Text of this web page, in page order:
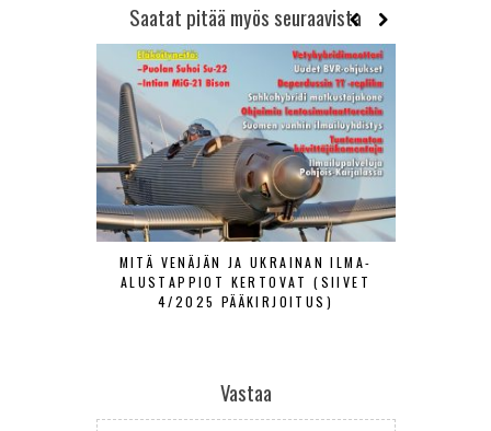
Saatat pitää myös seuraavista
MITÄ VENÄJÄN JA UKRAINAN ILMA-
ALUSTAPPIOT KERTOVAT (SIIVET
4/2025 PÄÄKIRJOITUS)
Vastaa